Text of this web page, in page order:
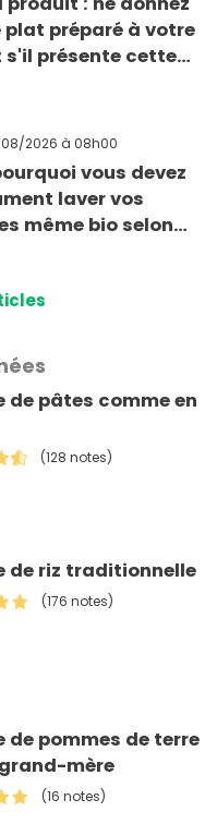
plat préparé à votre
présente cette
2026 à 08h00
vous devez
laver vos
même bio selon
de pâtes comme en
(128 notes)
de riz traditionnelle
(176 notes)
de pommes de terre
mère
(16 notes)